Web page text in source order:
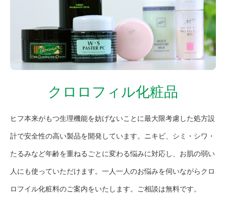
クロロフィル化粧品
ヒフ本来がもつ生理機能を妨げないことに最大限考慮した処方設
計で安全性の高い製品を開発しています。ニキビ、シミ・シワ・
たるみなど年齢を重ねるごとに変わる悩みに対応し、お肌の弱い
人にも使っていただけます。一人一人のお悩みを伺いながらクロ
ロフイル化粧料のご案内をいたします。ご相談は無料です。